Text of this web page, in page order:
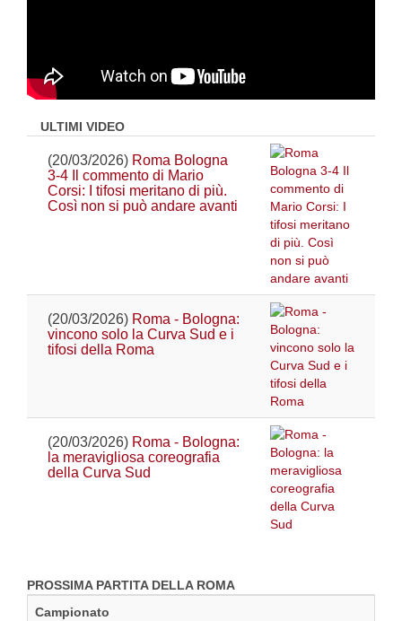
ULTIMI VIDEO
(20/03/2026) Roma Bologna
3-4 Il commento di Mario
Corsi: I tifosi meritano di più.
Così non si può andare avanti
(20/03/2026) Roma - Bologna:
vincono solo la Curva Sud e i
tifosi della Roma
(20/03/2026) Roma - Bologna:
la meravigliosa coreografia
della Curva Sud
PROSSIMA PARTITA DELLA ROMA
Campionato